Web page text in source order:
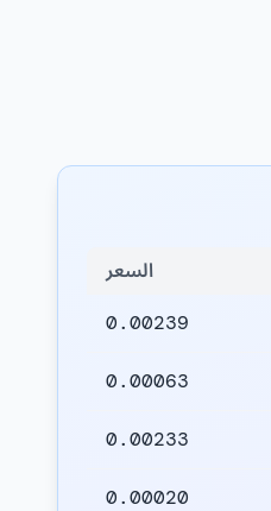
السعر
0.00239
0.00063
0.00233
0.00020